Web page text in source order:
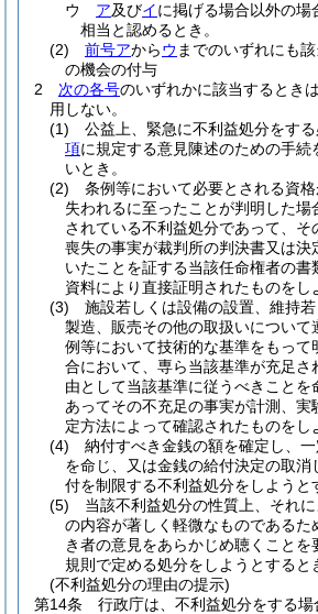
ウ
ア及びイに掲げる場合以外の場
相当と認めるとき。
(2)
前号アからウ までのいずれにも
の機会の付与
2
次の各号のいずれかに該当するときは
用しない。
(1)
公益上、緊急に不利益処分をする
項に規定する意見陳述のための手続
いとき。
(2)
条例等において必要とされる資
失われるに至ったことが判明した場
されている不利益処分であって、そ
喪失の事実が裁判所の判決書又は決
いたことを証する当該任命権者の書
資料により直接証明されたものをし
(3)
施設若しくは設備の設置、維持
製造、販売その他の取扱いについて
例等において技術的な基準をもって
合において、専ら当該基準が充足さ
由として当該基準に従うべきことを
あってその不充足の事実が計測、実
定方法によって確認されたものをし
(4)
納付すべき金銭の額を確定し、
を命じ、又は金銭の給付決定の取消
付を制限する不利益処分をしようと
(5)
当該不利益処分の性質上、それ
の内容が著しく軽微なものであるた
き者の意見をあらかじめ聴くことを
規則で定める処分をしようとすると
(不利益処分の理由の提示)
第14条
行政庁は、不利益処分をする